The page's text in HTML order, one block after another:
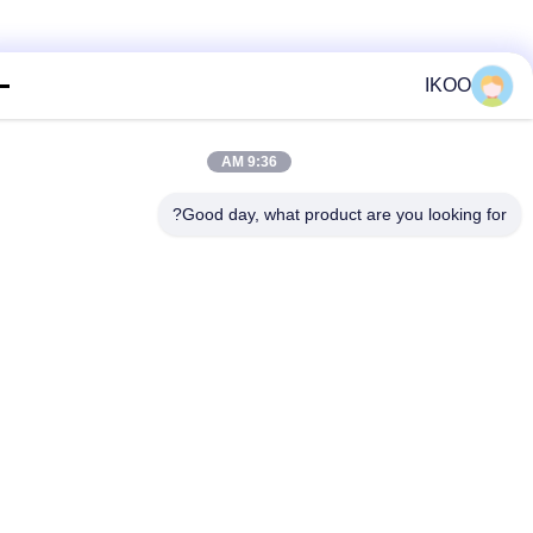
IKOO
9:36 AM
Good day, what product are you looking